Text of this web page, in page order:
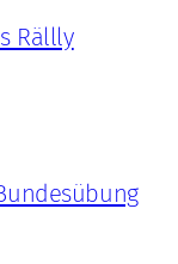
Rällly